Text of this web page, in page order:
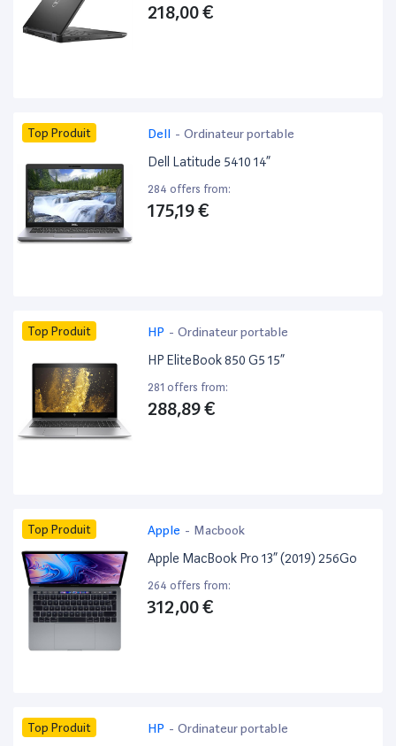
218,00 €
Top Produit Dell - Ordinateur portable
Dell Latitude 5410 14”
284 offers from:
175,19 €
Top Produit HP - Ordinateur portable
HP EliteBook 850 G5 15”
281 offers from:
288,89 €
Top Produit Apple - Macbook
Apple MacBook Pro 13” (2019) 256Go
264 offers from:
312,00 €
Top Produit HP - Ordinateur portable